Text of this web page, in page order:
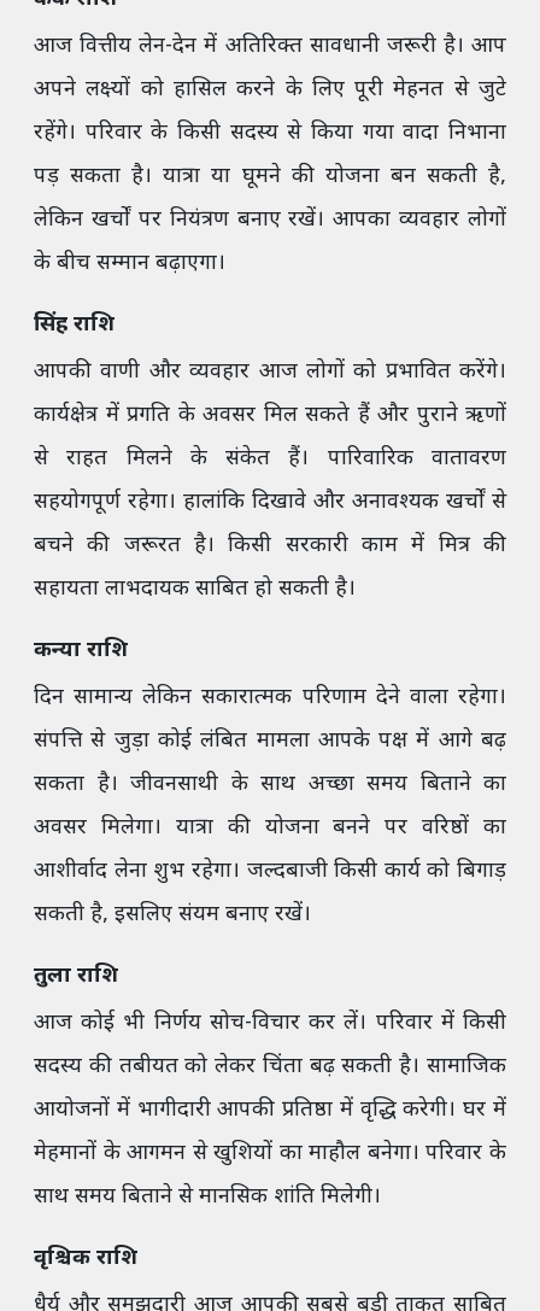
आज वित्तीय लेन-देन में अतिरिक्त सावधानी जरूरी है। आप
अपने लक्ष्यों को हासिल करने के लिए पूरी मेहनत से जुटे
रहेंगे। परिवार के किसी सदस्य से किया गया वादा निभाना
पड़ सकता है। यात्रा या घूमने की योजना बन सकती है,
लेकिन खर्चों पर नियंत्रण बनाए रखें। आपका व्यवहार लोगों
के बीच सम्मान बढ़ाएगा।
सिंह राशि
आपकी वाणी और व्यवहार आज लोगों को प्रभावित करेंगे।
कार्यक्षेत्र में प्रगति के अवसर मिल सकते हैं और पुराने ऋणों
से राहत मिलने के संकेत हैं। पारिवारिक वातावरण
सहयोगपूर्ण रहेगा। हालांकि दिखावे और अनावश्यक खर्चों से
बचने की जरूरत है। किसी सरकारी काम में मित्र की
सहायता लाभदायक साबित हो सकती है।
कन्या राशि
दिन सामान्य लेकिन सकारात्मक परिणाम देने वाला रहेगा।
संपत्ति से जुड़ा कोई लंबित मामला आपके पक्ष में आगे बढ़
सकता है। जीवनसाथी के साथ अच्छा समय बिताने का
अवसर मिलेगा। यात्रा की योजना बनने पर वरिष्ठों का
आशीर्वाद लेना शुभ रहेगा। जल्दबाजी किसी कार्य को बिगाड़
सकती है, इसलिए संयम बनाए रखें।
तुला राशि
आज कोई भी निर्णय सोच-विचार कर लें। परिवार में किसी
सदस्य की तबीयत को लेकर चिंता बढ़ सकती है। सामाजिक
आयोजनों में भागीदारी आपकी प्रतिष्ठा में वृद्धि करेगी। घर में
मेहमानों के आगमन से खुशियों का माहौल बनेगा। परिवार के
साथ समय बिताने से मानसिक शांति मिलेगी।
वृश्चिक राशि